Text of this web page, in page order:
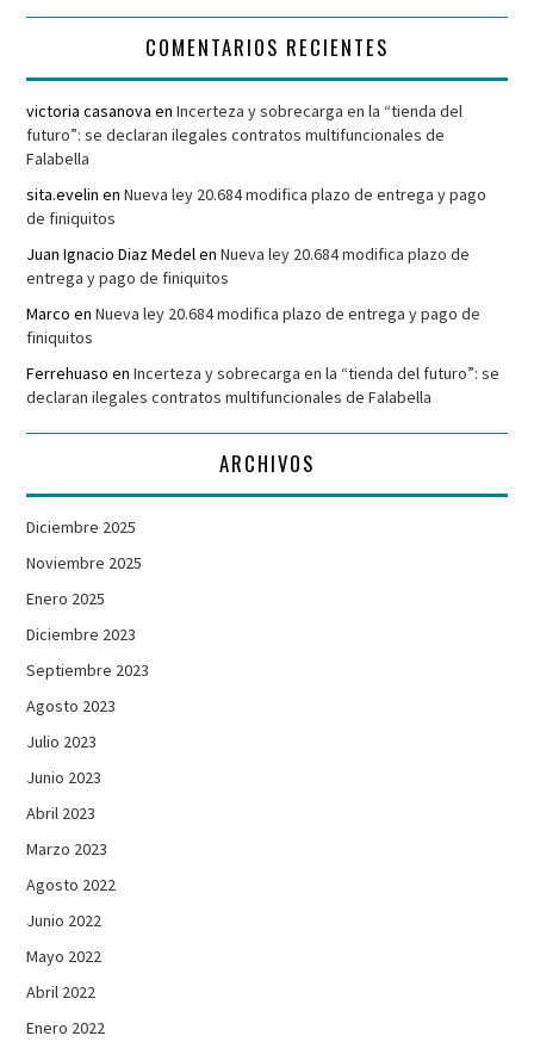
COMENTARIOS RECIENTES
victoria casanova enIncerteza y sobrecarga en la “tienda del
futuro”: se declaran ilegales contratos multifuncionales de
Falabella
sita.evelin enNueva ley 20.684 modifica plazo de entrega y pago
de finiquitos
Juan Ignacio Diaz MedelenNueva ley 20.684 modifica plazo de
entrega y pago de finiquitos
Marco enNueva ley 20.684 modifica plazo de entrega y pago de
finiquitos
Ferrehuaso enIncerteza y sobrecarga en la “tienda del futuro”: se
declaran ilegales contratos multifuncionales de Falabella
ARCHIVOS
Diciembre 2025
Noviembre 2025
Enero 2025
Diciembre 2023
Septiembre 2023
Agosto 2023
Julio 2023
Junio 2023
Abril 2023
Marzo 2023
Agosto 2022
Junio 2022
Mayo 2022
Abril 2022
Enero 2022